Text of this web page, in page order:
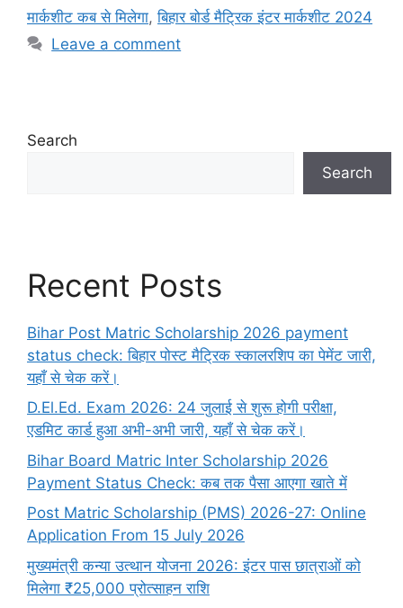
मार्कशीट कब से मिलेगा,बिहार बोर्ड मैट्रिक इंटर मार्कशीट 2024
Leave a comment
Search
Search
Recent Posts
Bihar Post Matric Scholarship 2026 payment
status check: बिहार पोस्ट मैट्रिक स्कालरशिप का पेमेंट जारी,
यहाँ से चेक करें।
D.El.Ed. Exam 2026: 24 जुलाई से शुरू होगी परीक्षा,
एडमिट कार्ड हुआ अभी-अभी जारी, यहाँ से चेक करें।
Bihar Board Matric Inter Scholarship 2026
Payment Status Check: कब तक पैसा आएगा खाते में
Post Matric Scholarship (PMS) 2026-27: Online
Application From 15 July 2026
मुख्यमंत्री कन्या उत्थान योजना 2026: इंटर पास छात्राओं को
मिलेगा ₹25,000 प्रोत्साहन राशि